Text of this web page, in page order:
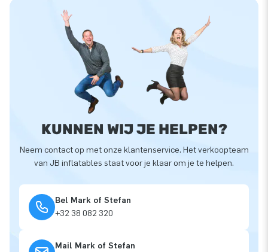
KUNNEN WIJ JE HELPEN?
Neem contact op met onze klantenservice. Het verkoopteam
van JB inflatables staat voor je klaar om je te helpen.
Bel Mark of Stefan
+32 38 082 320
Mail Mark of Stefan